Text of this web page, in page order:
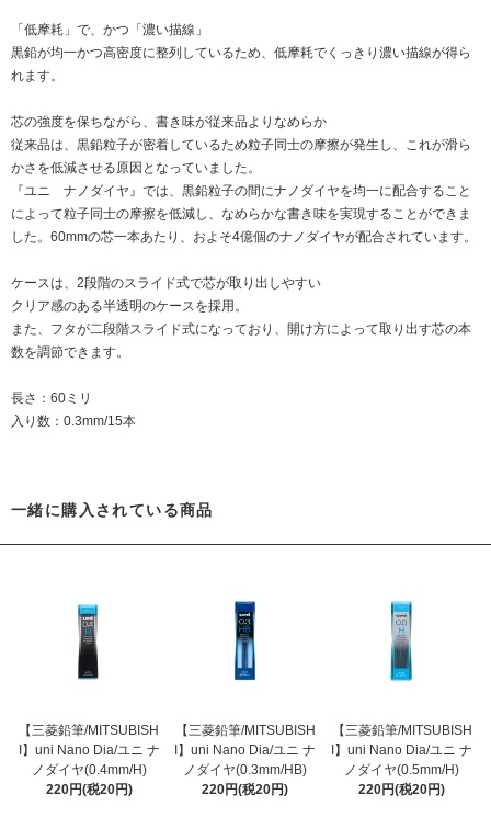
「低摩耗」で、かつ「濃い描線」
黒鉛が均一かつ高密度に整列しているため、低摩耗でくっきり濃い描線が得ら
れます。
芯の強度を保ちながら、書き味が従来品よりなめらか
従来品は、黒鉛粒子が密着しているため粒子同士の摩擦が発生し、これが滑ら
かさを低減させる原因となっていました。
『ユニ ナノダイヤ』では、黒鉛粒子の間にナノダイヤを均一に配合すること
によって粒子同士の摩擦を低減し、なめらかな書き味を実現することができま
した。60mmの芯一本あたり、およそ4億個のナノダイヤが配合されています。
ケースは、2段階のスライド式で芯が取り出しやすい
クリア感のある半透明のケースを採用。
また、フタが二段階スライド式になっており、開け方によって取り出す芯の本
数を調節できます。
長さ：60ミリ
入り数：0.3mm/15本
一緒に購入されている商品
【三菱鉛筆/MITSUBISH
I】uni Nano Dia/ユニ ナ
ノダイヤ(0.4mm/H)
220円(税20円)
【三菱鉛筆/MITSUBISH
I】uni Nano Dia/ユニ ナ
ノダイヤ(0.3mm/HB)
220円(税20円)
【三菱鉛筆/MITSUBISH
I】uni Nano Dia/ユニ ナ
ノダイヤ(0.5mm/H)
220円(税20円)